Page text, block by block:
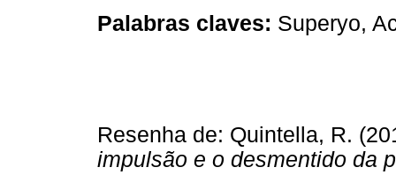
Palabras claves: Superyo,
Resenha de: Quintella, R.
impulsão e o desmentido da